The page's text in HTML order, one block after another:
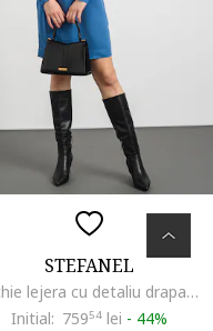
STEFANEL
Rochie lejera cu detaliu drapat, Albastru prafuit
Initial: 75954lei - 44%